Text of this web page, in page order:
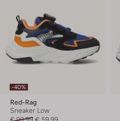
-40%
Red-Rag
Sneaker Low